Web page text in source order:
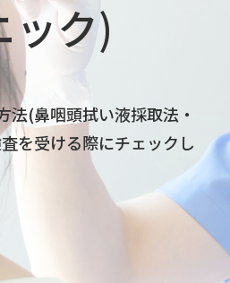
ック)
法(鼻咽頭拭い液採取法・
を受ける際にチェックし